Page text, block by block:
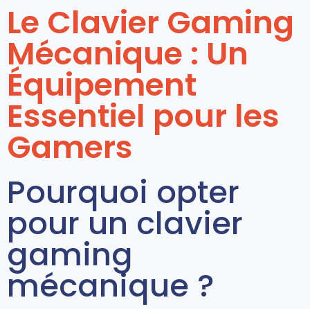
Le Clavier Gaming
Mécanique : Un
Équipement
Essentiel pour les
Gamers
Pourquoi opter
pour un clavier
gaming
mécanique ?